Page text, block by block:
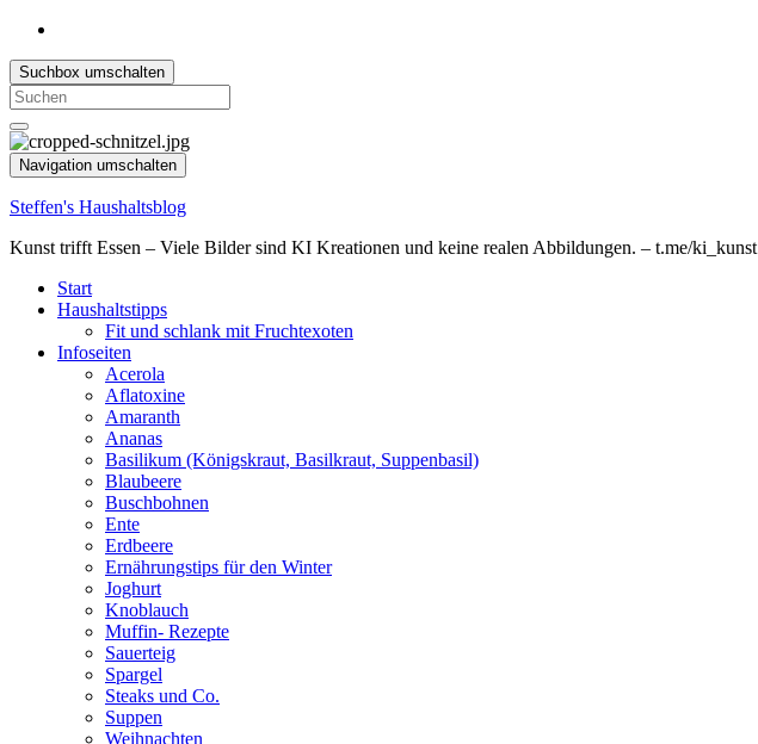
Suchbox umschalten
Search
for:
Navigation umschalten
Steffen's Haushaltsblog
Kunst trifft Essen – Viele Bilder sind KI Kreationen und keine realen Abbildungen. – t.me/ki_kunst
Start
Haushaltstipps
Fit und schlank mit Fruchtexoten
Infoseiten
Acerola
Aflatoxine
Amaranth
Ananas
Basilikum (Königskraut, Basilkraut, Suppenbasil)
Blaubeere
Buschbohnen
Ente
Erdbeere
Ernährungstips für den Winter
Joghurt
Knoblauch
Muffin- Rezepte
Sauerteig
Spargel
Steaks und Co.
Suppen
Weihnachten